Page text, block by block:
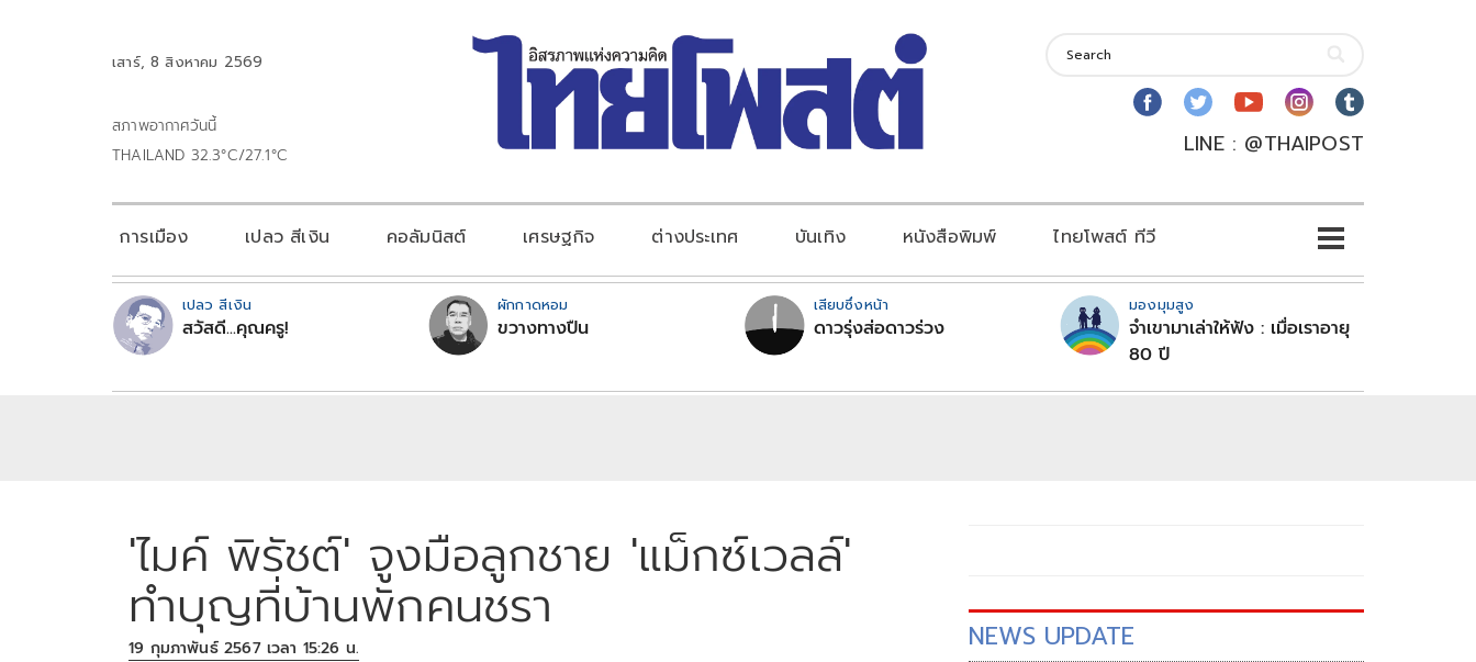
เสาร์, 8 สิงหาคม 2569
สภาพอากาศวันนี้
THAILAND 32.3°C/27.1°C
LINE : @THAIPOST
การเมือง เปลว สีเงิน คอลัมนิสต์ เศรษฐกิจ ต่างประเทศ บันเทิง หนังสือพิมพ์ ไทยโพสต์ ทีวี
เปลว สีเงิน
สวัสดี...คุณครู!
ผักกาดหอม
ขวางทางปืน
เสียบซึ่งหน้า
ดาวรุ่งส่อดาวร่วง
มองมุมสูง
จำเขามาเล่าให้ฟัง : เมื่อเราอายุ
80 ปี
'ไมค์ พิรัชต์' จูงมือลูกชาย 'แม็กซ์เวลล์'
ทำบุญที่บ้านพักคนชรา
19 กุมภาพันธ์ 2567 เวลา 15:26 น. NEWS UPDATE